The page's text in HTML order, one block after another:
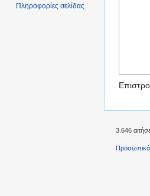
Πληροφορίες σελίδας
3.646